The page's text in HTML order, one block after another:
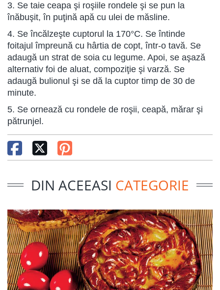
3. Se taie ceapa şi roşiile rondele şi se pun la
înăbuşit, în puţină apă cu ulei de măsline.
4. Se încălzeşte cuptorul la 170°C. Se întinde
foitajul împreună cu hârtia de copt, într-o tavă. Se
adaugă un strat de soia cu legume. Apoi, se aşază
alternativ foi de aluat, compoziţie şi varză. Se
adaugă bulionul şi se dă la cuptor timp de 30 de
minute.
5. Se ornează cu rondele de roşii, ceapă, mărar şi
pătrunjel.
DIN ACEEASI CATEGORIE